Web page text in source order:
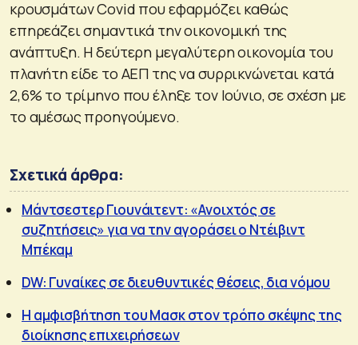
κρουσμάτων Covid που εφαρμόζει καθώς
επηρεάζει σημαντικά την οικονομική της
ανάπτυξη. Η δεύτερη μεγαλύτερη οικονομία του
πλανήτη είδε το ΑΕΠ της να συρρικνώνεται κατά
2,6% το τρίμηνο που έληξε τον Ιούνιο, σε σχέση με
το αμέσως προηγούμενο.
Σχετικά άρθρα:
Μάντσεστερ Γιουνάιτεντ: «Ανοιχτός σε
συζητήσεις» για να την αγοράσει ο Ντέιβιντ
Μπέκαμ
DW: Γυναίκες σε διευθυντικές θέσεις, δια νόμου
Η αμφισβήτηση του Μασκ στον τρόπο σκέψης της
διοίκησης επιχειρήσεων